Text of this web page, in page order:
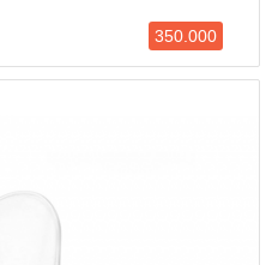
350.000